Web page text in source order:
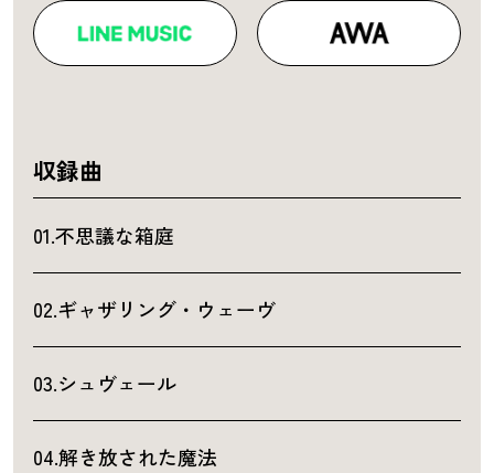
収録曲
01.不思議な箱庭
02.ギャザリング・ウェーヴ
03.シュヴェール
04.解き放された魔法